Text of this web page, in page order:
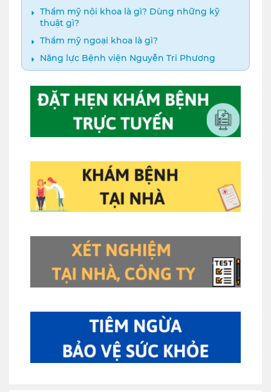
Thẩm mỹ nội khoa là gì? Dùng những kỹ
thuật gì?
Thẩm mỹ ngoại khoa là gì?
Năng lực Bệnh viện Nguyễn Tri Phương